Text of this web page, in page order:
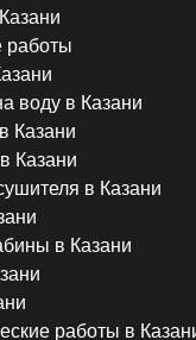
работы
воду в Казани
Казани
Казани
в Казани
в Казани
работы в